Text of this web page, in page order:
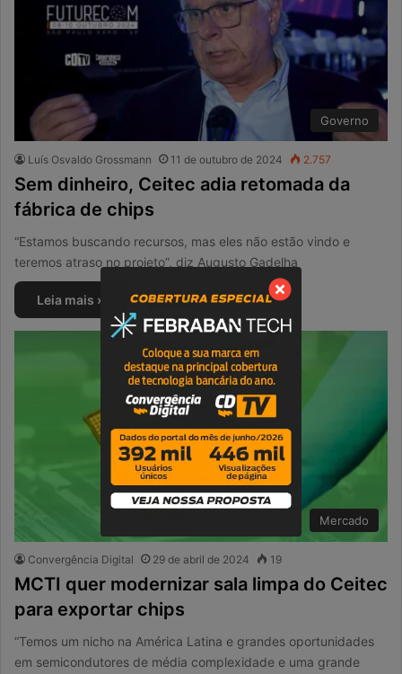
Governo
Luís Osvaldo Grossmann 11 de outubro de 2024 2.757
Sem dinheiro, Ceitec adia retomada da
fábrica de chips
“Estamos buscando recursos, mas eles não estão vindo e
teremos atraso no projeto”, diz Augusto Gadelha
Leia mais »
Mercado
Convergência Digital 29 de abril de 2024 19
MCTI quer modernizar sala limpa do Ceitec
para exportar chips
“Temos um nicho na América Latina e grandes oportunidades
em semicondutores de média complexidade e uma grande